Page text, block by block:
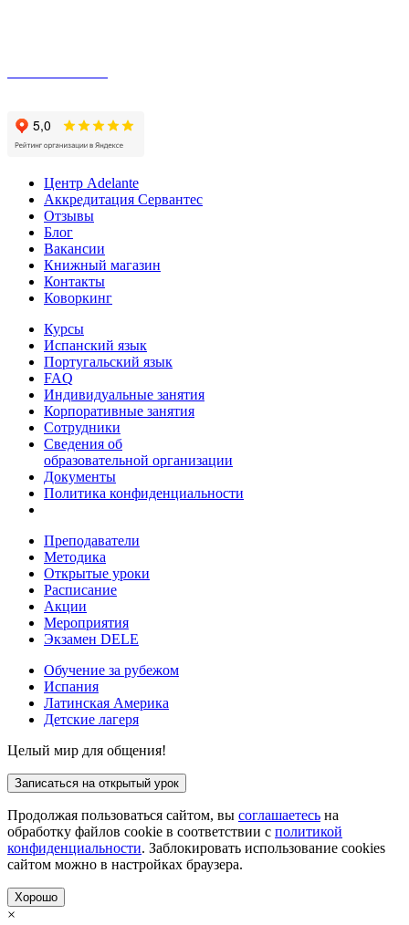
Центр Adelante
Аккредитация Сервантес
Отзывы
Блог
Вакансии
Книжный магазин
Контакты
Коворкинг
Курсы
Испанский язык
Португальский язык
FAQ
Индивидуальные занятия
Корпоративные занятия
Сотрудники
Сведения об
образовательной организации
Документы
Политика конфиденциальности
Преподаватели
Методика
Открытые уроки
Расписание
Акции
Мероприятия
Экзамен DELE
Обучение за рубежом
Испания
Латинская Америка
Детские лагеря
Целый мир для общения!
Записаться на открытый урок
Продолжая пользоваться сайтом, вы соглашаетесь на
обработку файлов cookie в соответствии с политикой
конфиденциальности. Заблокировать использование cookies
сайтом можно в настройках браузера.
Хорошо
×